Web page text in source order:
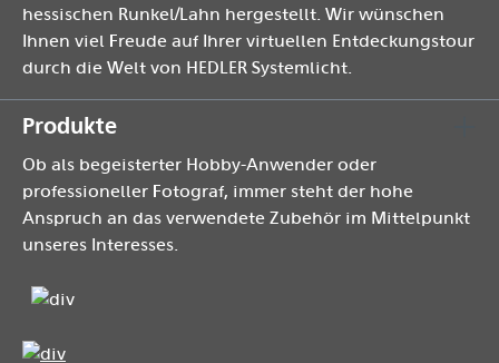
hessischen Runkel/Lahn hergestellt. Wir wünschen
Ihnen viel Freude auf Ihrer virtuellen Entdeckungstour
durch die Welt von HEDLER Systemlicht.
Produkte
Ob als begeisterter Hobby-Anwender oder
professioneller Fotograf, immer steht der hohe
Anspruch an das verwendete Zubehör im Mittelpunkt
unseres Interesses.